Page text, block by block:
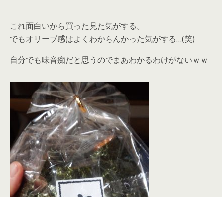
これ面白いから買った見た気がする。
でもオリーブ感はよくわからんかった気がする…(笑)
自分でも味音痴だと思うのでまあわかるわけがないｗｗ